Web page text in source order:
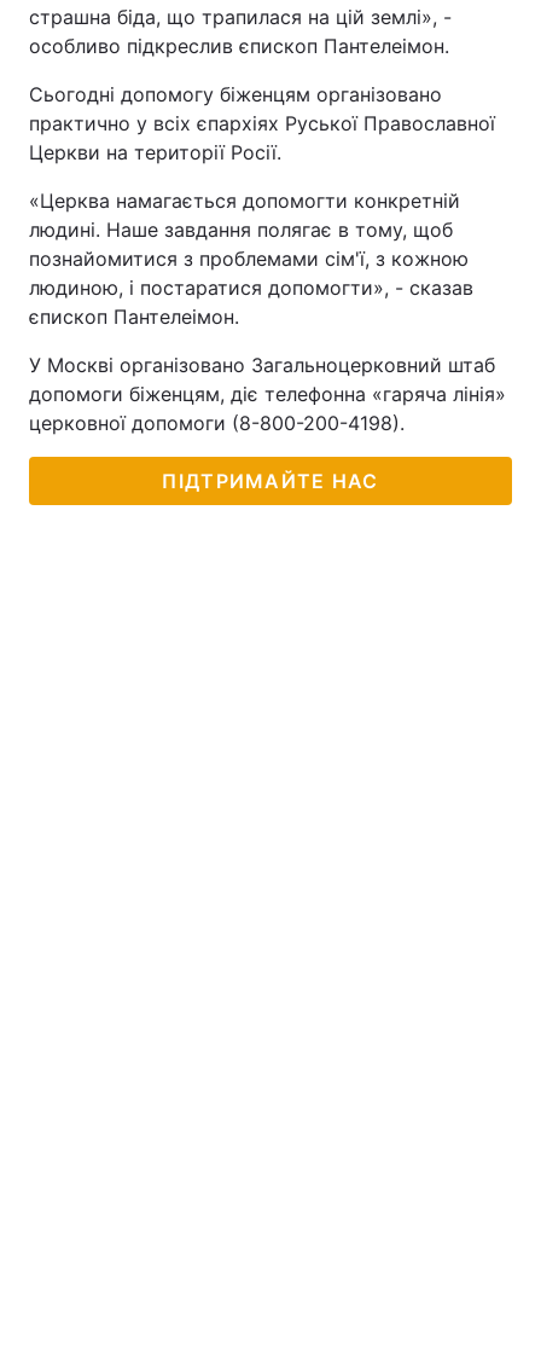
страшна біда, що трапилася на цій землі», -
особливо підкреслив єпископ Пантелеімон.
Сьогодні допомогу біженцям організовано
практично у всіх єпархіях Руської Православної
Церкви на території Росії.
«Церква намагається допомогти конкретній
людині. Наше завдання полягає в тому, щоб
познайомитися з проблемами сім'ї, з кожною
людиною, і постаратися допомогти», - сказав
єпископ Пантелеімон.
У Москві організовано Загальноцерковний штаб
допомоги біженцям, діє телефонна «гаряча лінія»
церковної допомоги (8-800-200-4198).
ПІДТРИМАЙТЕ НАС